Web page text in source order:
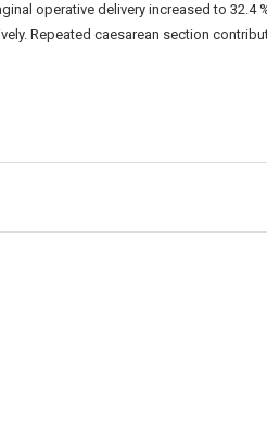
operative delivery increased to 32.4
Repeated caesarean section